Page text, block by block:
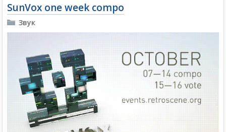
SunVox one week compo
Звук